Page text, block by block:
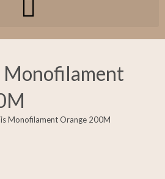
Monofilament
Monofilament Orange 200M